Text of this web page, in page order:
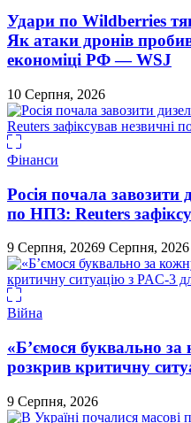
Удари по Wildberries
Як атаки дронів
економіці РФ — WSJ
10 Серпня, 2026
Фінанси
Росія почала завозити
по НПЗ: Reuters
9 Серпня, 20269 Серпня, 2026
Війна
«Б’ємося буквально
розкрив критичну
9 Серпня, 2026